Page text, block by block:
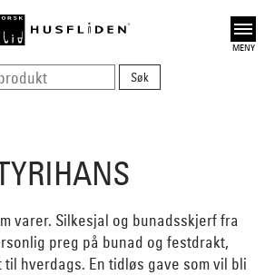
Open
varer. Silkesjal og bunadsskjerf fra
preg på bunad og festdrakt,
hverdags. En tidløs gave som vil bli